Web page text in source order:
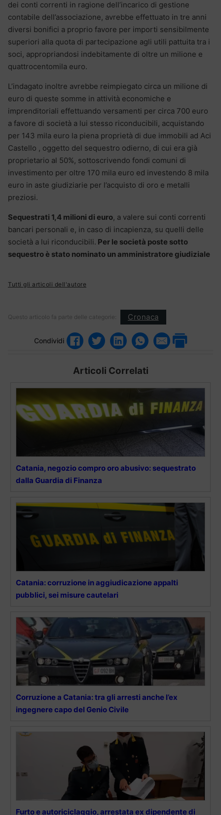
dei conti correnti in ragione dell’incarico di gestione
contabile dell’associazione, avrebbe effettuato in tre anni
diversi bonifici a proprio favore per importi sensibilmente
superiori alla quota di partecipazione agli utili pattuita tra i
soci, appropriandosi indebitamente di oltre un milione e
quattrocentomila euro.
L’indagato inoltre avrebbe reimpiegato circa un milione di
euro di queste somme in attività economiche e
imprenditoriali effettuando versamenti per circa 700 euro
a favore di società a lui stesso riconducibili, acquistando
per 143 mila euro la piena proprietà di due immobili ad Aci
Castello , oggetto del sequestro odierno, di cui era già
proprietario al 50%, sottoscrivendo fondi comuni di
investimento per oltre 170 mila euro ed investendo 8 mila
euro in aste giudiziarie per l’acquisto di oro e metalli
preziosi.
Sequestrati 1,4 milioni di euro, a valere sui conti correnti
bancari personali e, in caso di incapienza, su quelli delle
società a lui riconducibili. Per le società poste sotto
sequestro è stato nominato un amministratore giudiziale
Tutti gli articoli dell'autore
Questo articolo fa parte delle categorie: Cronaca
Condividi
Articoli Correlati
Catania, negozio compro oro abusivo: sequestrato
dalla Guardia di Finanza
Catania: corruzione in aggiudicazione appalti
pubblici, sei misure cautelari
Corruzione a Catania: tra gli arresti anche l’ex
ingegnere capo del Genio Civile
Furto e autoriciclaggio, arrestata ex dipendente di